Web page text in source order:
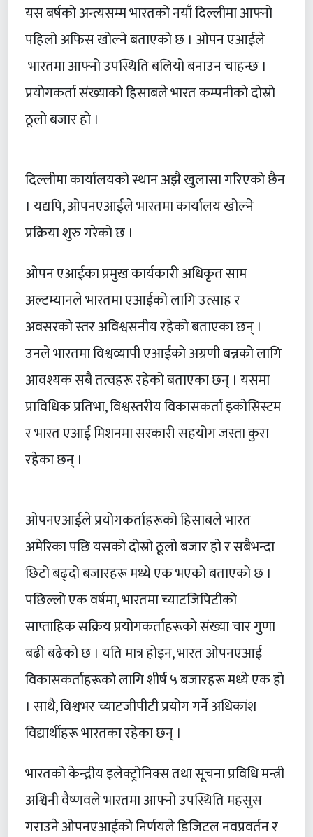
यस बर्षको अन्त्यसम्म भारतको नयाँ दिल्लीमा आफ्नो
पहिलो अफिस खोल्ने बताएको छ । ओपन एआईले
भारतमा आफ्नो उपस्थिति बलियो बनाउन चाहन्छ ।
प्रयोगकर्ता संख्याको हिसाबले भारत कम्पनीको दोस्रो
ठूलो बजार हो ।
दिल्लीमा कार्यालयको स्थान अझै खुलासा गरिएको छैन
। यद्यपि, ओपनएआईले भारतमा कार्यालय खोल्ने
प्रक्रिया शुरु गरेको छ ।
ओपन एआईका प्रमुख कार्यकारी अधिकृत साम
अल्टम्यानले भारतमा एआईको लागि उत्साह र
अवसरको स्तर अविश्वसनीय रहेको बताएका छन् ।
उनले भारतमा विश्वव्यापी एआईको अग्रणी बन्नको लागि
आवश्यक सबै तत्वहरू रहेको बताएका छन् । यसमा
प्राविधिक प्रतिभा, विश्वस्तरीय विकासकर्ता इकोसिस्टम
र भारत एआई मिशनमा सरकारी सहयोग जस्ता कुरा
रहेका छन् ।
ओपनएआईले प्रयोगकर्ताहरूको हिसाबले भारत
अमेरिका पछि यसको दोस्रो ठूलो बजार हो र सबैभन्दा
छिटो बढ्दो बजारहरू मध्ये एक भएको बताएको छ ।
पछिल्लो एक वर्षमा, भारतमा च्याटजिपिटीको
साप्ताहिक सक्रिय प्रयोगकर्ताहरूको संख्या चार गुणा
बढी बढेको छ । यति मात्र होइन, भारत ओपनएआई
विकासकर्ताहरूको लागि शीर्ष ५ बजारहरू मध्ये एक हो
। साथै, विश्वभर च्याटजीपीटी प्रयोग गर्ने अधिकांश
विद्यार्थीहरू भारतका रहेका छन् ।
भारतको केन्द्रीय इलेक्ट्रोनिक्स तथा सूचना प्रविधि मन्त्री
अश्विनी वैष्णवले भारतमा आफ्नो उपस्थिति महसुस
गराउने ओपनएआईको निर्णयले डिजिटल नवप्रवर्तन र